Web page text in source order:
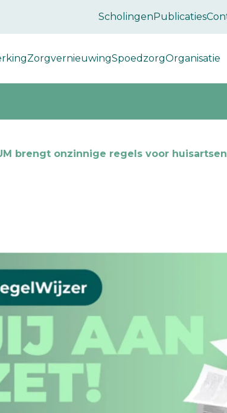
ScholingenPublicaties
ZorgvernieuwingSpoedzorgOrganisatie
brengt onzinnige regels voor